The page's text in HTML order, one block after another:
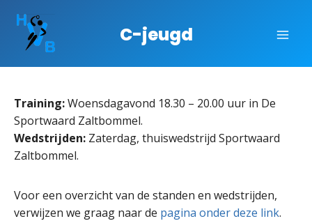
C-jeugd
Training:Woensdagavond 18.30 – 20.00 uur in De
Sportwaard Zaltbommel.
Wedstrijden: Zaterdag, thuiswedstrijd Sportwaard
Zaltbommel.
Voor een overzicht van de standen en wedstrijden,
verwijzen we graag naar de pagina onder deze link.